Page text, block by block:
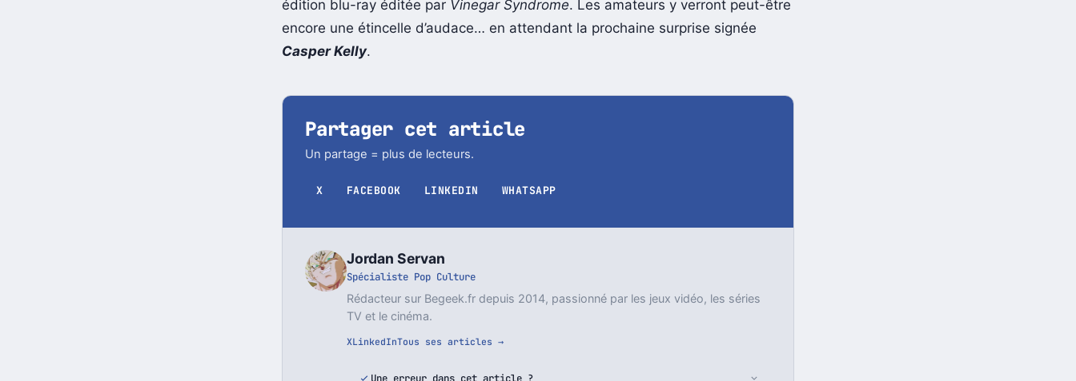
sort — il faudra se tourner vers la location numérique ou traquer la précieuse
édition blu-ray éditée parVinegar Syndrome. Les amateurs y verront peut-être
encore une étincelle d’audace… en attendant la prochaine surprise signée
Partager cet article
Un partage = plus de lecteurs.
Jordan Servan
Spécialiste Pop Culture
TV et le cinéma.
LinkedIn Tous ses articles →